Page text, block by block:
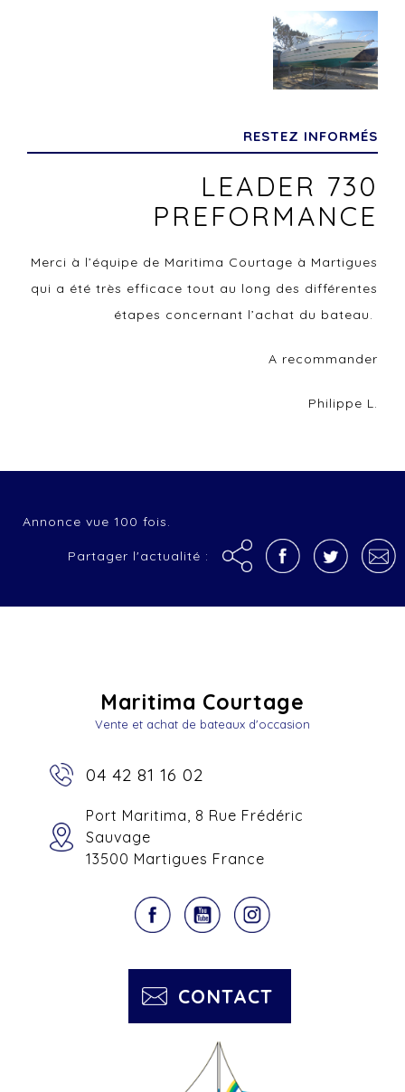
RESTEZ INFORMÉS
LEADER 730
PREFORMANCE
Merci à l’équipe de Maritima Courtage à Martigues
qui a été très efficace tout au long des différentes
étapes concernant l’achat du bateau.
A recommander
Philippe L.
Annonce vue 100 fois.
Partager l'actualité :
Maritima Courtage
Vente et achat de bateaux d'occasion
04 42 81 16 02
Port Maritima, 8 Rue Frédéric
Sauvage
13500 Martigues France
CONTACT